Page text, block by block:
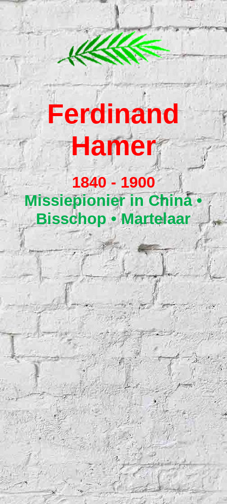
Ferdinand
Hamer
1840 - 1900
Missiepionier in China •
Bisschop • Martelaar
Home
Verre Streken
De 15
Ansichtkaarten uit de missie
Monument
Crypte
Woord en beeld
Animaties
Nieuw(s)
Over de website
Contact
Links